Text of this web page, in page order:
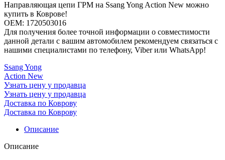
Направляющая цепи ГРМ на Ssang Yong Action New можно
купить в Коврове!
OEM: 1720503016
Для получения более точной информации о совместимости
данной детали с вашим автомобилем рекомендуем связаться с
нашими специалистами по телефону, Viber или WhatsApp!
Ssang Yong
Action New
Узнать цену у продавца
Узнать цену у продавца
Доставка по Коврову
Доставка по Коврову
Описание
Описание